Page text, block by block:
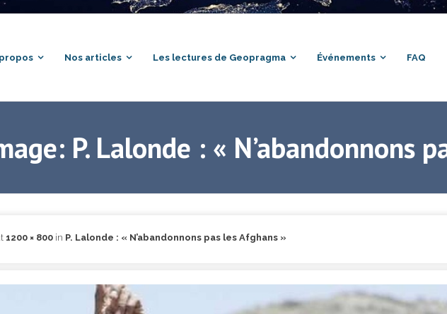
Nos articles Les lectures de Geopragma Événements FAQ
P. Lalonde : « N’abandonnons
1200 × 800 in P. Lalonde : « N’abandonnons pas les Afghans »